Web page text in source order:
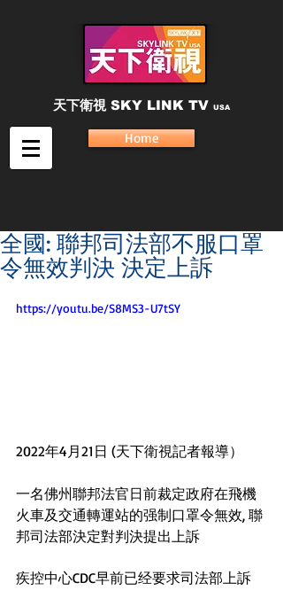
天下衛視 SKY LINK TV USA
Home
全國: 聯邦司法部不服口罩
令無效判決 決定上訴
https://youtu.be/S8MS3-U7tSY
2022年4月21日 (天下衛視記者報導）
一名佛州聯邦法官日前裁定政府在飛機
火車及交通轉運站的强制口罩令無效, 聯
邦司法部決定對判決提出上訴
疾控中心CDC早前已经要求司法部上訴